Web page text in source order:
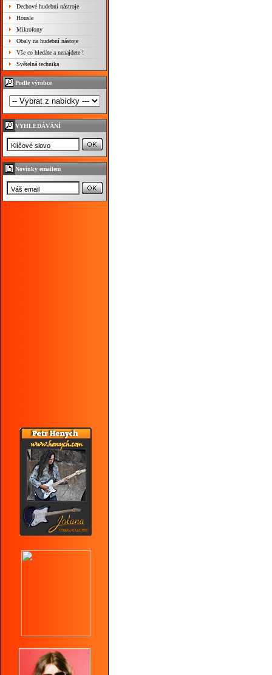
Dechové hudební nástroje
Housle
Mikrofony
Obaly na hudební nástoje
Vše co hledáte a nenajdete !
Světelná technika
Podle výrobce
VYHLEDÁVÁNÍ
Novinky emailem